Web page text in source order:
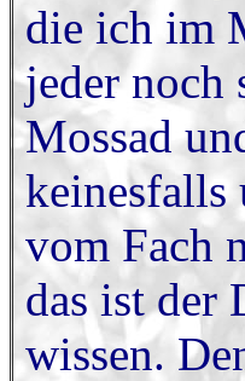
die ich im
jeder noch
Mossad
keinesfalls
vom Fach
das ist der
wissen.